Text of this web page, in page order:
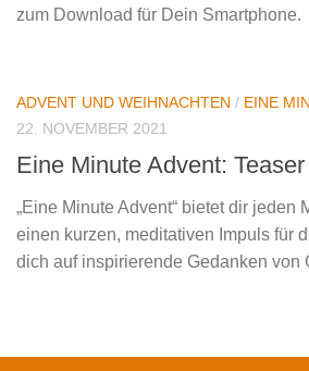
zum Download für Dein Smartphone.
ADVENT UND WEIHNACHTEN / EINE
22. NOVEMBER 2021
Eine Minute Advent: Teaser
„Eine Minute Advent“ bietet dir jeden
einen kurzen, meditativen Impuls für
dich auf inspirierende Gedanken von